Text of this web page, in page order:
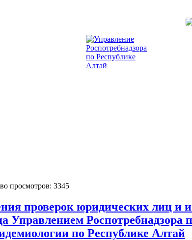
просмотров: 3345
проверок юридических лиц и
Управлением
по Республике Алтай